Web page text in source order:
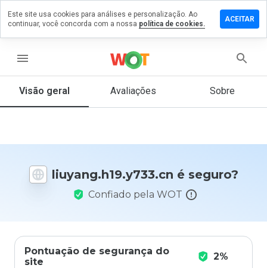
menu
Visão geral Avaliações Sobre
liuyang.h19.y733.cn é seguro?
Confiado pela WOT
Pontuação de segurança do
site
2%
em
De 1
nota
daria
Este site usa cookies para análises e personalização. Ao
continuar, você concorda com a nossa política de cookies.
ACEITAR